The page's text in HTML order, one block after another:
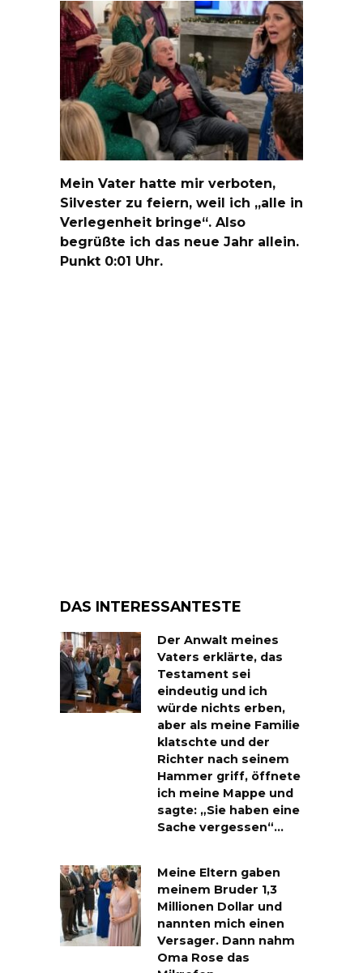
Mein Vater hatte mir verboten,
Silvester zu feiern, weil ich „alle in
Verlegenheit bringe“. Also
begrüßte ich das neue Jahr allein.
Punkt 0:01 Uhr.
DAS INTERESSANTESTE
Der Anwalt meines
Vaters erklärte, das
Testament sei
eindeutig und ich
würde nichts erben,
aber als meine Familie
klatschte und der
Richter nach seinem
Hammer griff, öffnete
ich meine Mappe und
sagte: „Sie haben eine
Sache vergessen“…
Meine Eltern gaben
meinem Bruder 1,3
Millionen Dollar und
nannten mich einen
Versager. Dann nahm
Oma Rose das